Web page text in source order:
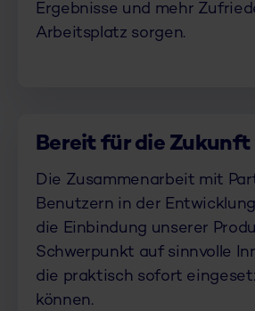
Ergebnisse und mehr
Arbeitsplatz sorgen.
Bereit für die Zukunft
Die Zusammenarbeit mit
Benutzern in der
die Einbindung unserer
Schwerpunkt auf sinnvolle
die praktisch sofort
können.